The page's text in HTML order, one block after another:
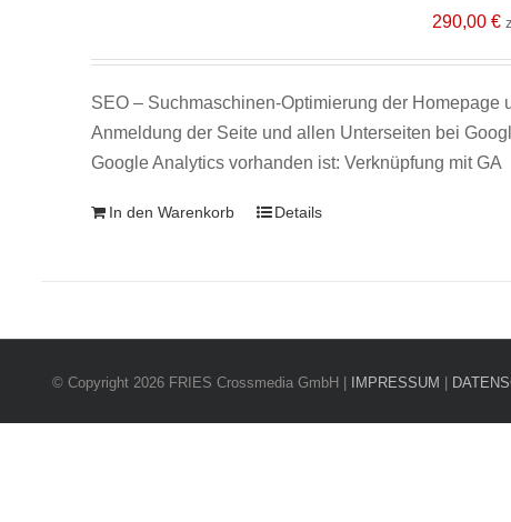
290,00€
SEO – Suchmaschinen-Optimierung der
Anmeldung der Seite und allen Unterseiten bei
Google Analytics vorhanden ist: Verknüpfung mit GA
In den Warenkorb Details
© Copyright 2026 FRIES Crossmedia GmbH | IMPRESSUM